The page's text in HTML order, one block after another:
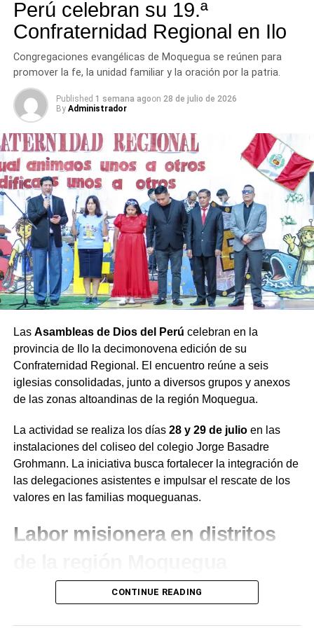
Perú celebran su 19.ª
Confraternidad Regional en Ilo
Congregaciones evangélicas de Moquegua se reúnen para
promover la fe, la unidad familiar y la oración por la patria.
Published 1 semana agoon 28 de julio de 2026
By Administrador
Las Asambleas de Dios del Perú celebran en la
provincia de Ilo la decimonovena edición de su
Confraternidad Regional. El encuentro reúne a seis
iglesias consolidadas, junto a diversos grupos y anexos
de las zonas altoandinas de la región Moquegua.
La actividad se realiza los días 28 y 29 de julioen las
instalaciones del coliseo del colegio Jorge Basadre
Grohmann. La iniciativa busca fortalecer la integración de
las delegaciones asistentes e impulsar el rescate de los
valores en las familias moqueguanas.
Labor misionera en distritos
Durante el desarrollo de la jornada, el presidente de la
institución en la región Moquegua,Juan de Dios
Ramírez, destacó la labor de evangelización que
CONTINUE READING